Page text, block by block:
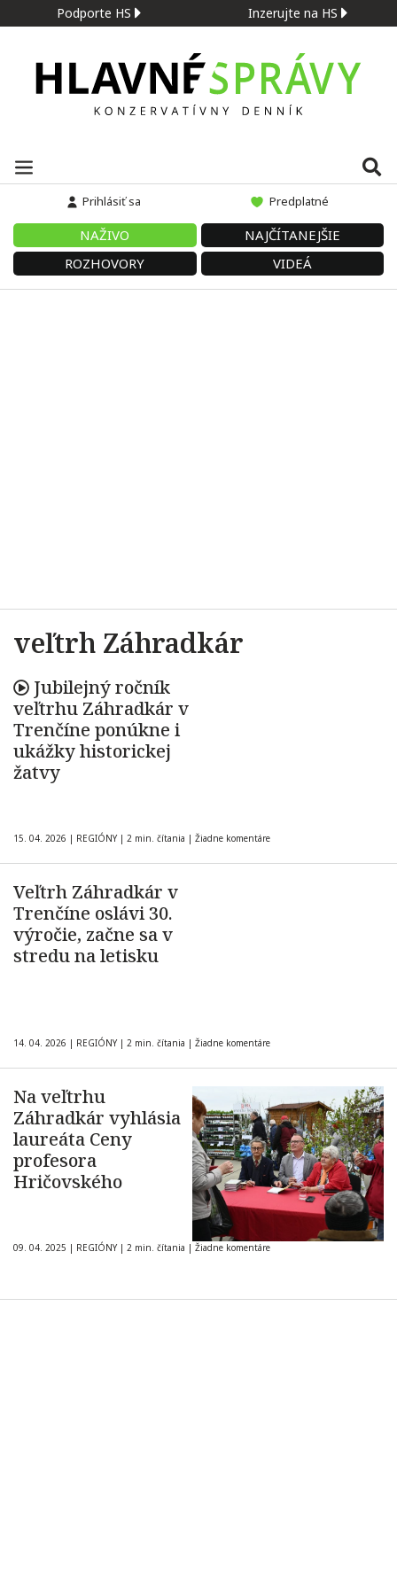
Podporte HS Inzerujte na HS
Prihlásiť sa Predplatné
NAŽIVO
NAJČÍTANEJŠIE
ROZHOVORY
VIDEÁ
veľtrh Záhradkár
Jubilejný ročník
veľtrhu Záhradkár v
Trenčíne ponúkne i
ukážky historickej
žatvy
15. 04. 2026 | REGIÓNY | 2 min. čítania | Žiadne komentáre
Veľtrh Záhradkár v
Trenčíne oslávi 30.
výročie, začne sa v
stredu na letisku
14. 04. 2026 | REGIÓNY | 2 min. čítania | Žiadne komentáre
Na veľtrhu
Záhradkár vyhlásia
laureáta Ceny
profesora
Hričovského
09. 04. 2025 | REGIÓNY | 2 min. čítania | Žiadne komentáre